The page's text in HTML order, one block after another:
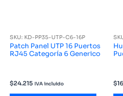
SKU: KD-PP35-UTP-C6-16P
Patch Panel UTP 16 Puertos
RJ45 Categoría 6 Generico
$24.215 IVA incluido $